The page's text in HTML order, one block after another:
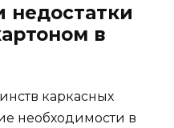
недостатки
в
каркасных
необходимости в